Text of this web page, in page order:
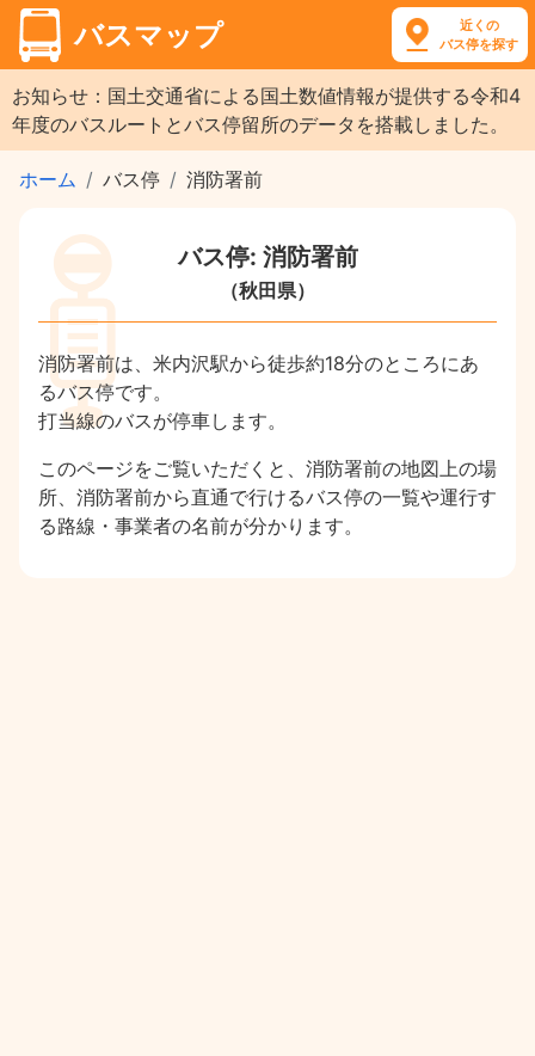
バスマップ
近くの
バス停を探す
お知らせ：国土交通省による国土数値情報が提供する令和4
年度のバスルートとバス停留所のデータを搭載しました。
ホーム バス停 消防署前
バス停: 消防署前
（秋田県）
消防署前は、米内沢駅から徒歩約18分のところにあ
るバス停です。
打当線のバスが停車します。
このページをご覧いただくと、消防署前の地図上の場
所、消防署前から直通で行けるバス停の一覧や運行す
る路線・事業者の名前が分かります。